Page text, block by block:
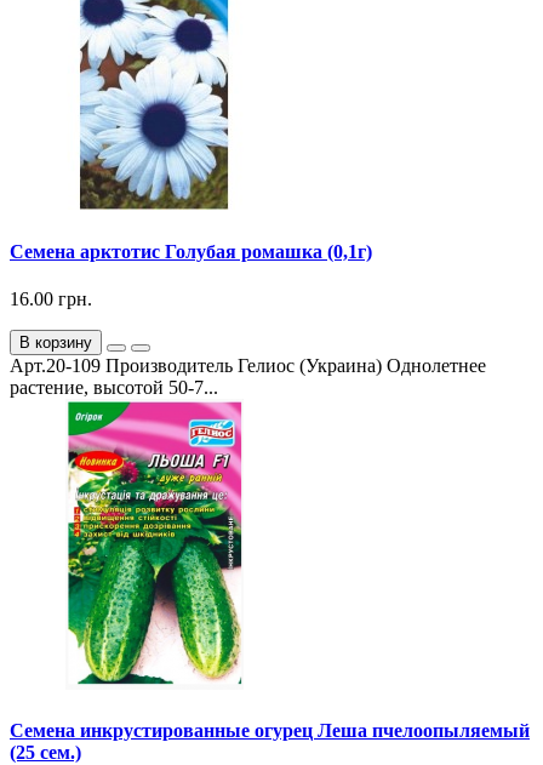
Семена арктотис Голубая ромашка (0,1г)
16.00 грн.
В корзину
Арт.20-109 Производитель Гелиос (Украина) Однолетнее
растение, высотой 50-7...
Семена инкрустированные огурец Леша пчелоопыляемый
(25 сем.)